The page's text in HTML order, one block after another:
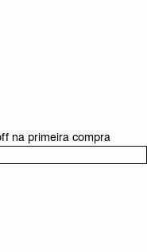
na primeira compra